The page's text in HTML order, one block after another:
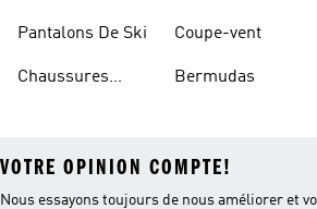
Pantalons De Ski
Chaussures
Coupe-vent
Bermudas
VOTRE OPINION COMPTE!
Nous essayons toujours de nous améliorer et